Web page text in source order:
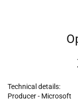
Technical details:
Producer - Microsoft